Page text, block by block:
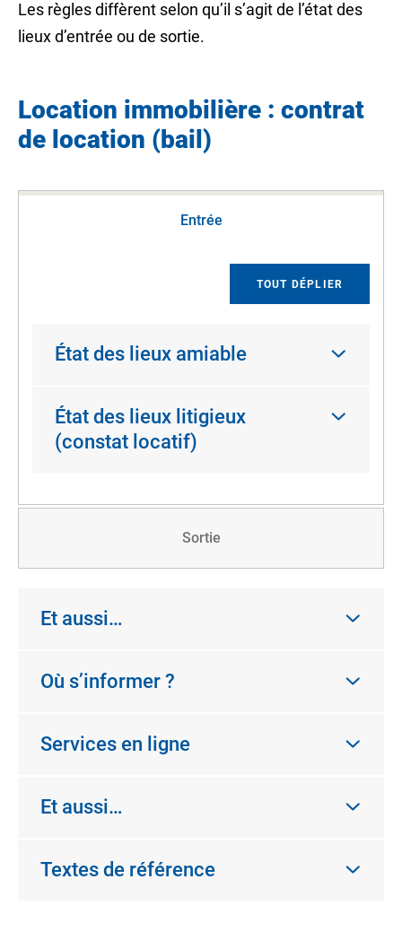
Les règles diffèrent selon qu’il s’agit de l’état des
lieux d’entrée ou de sortie.
Location immobilière : contrat
de location (bail)
Entrée
TOUT DÉPLIER
État des lieux amiable
État des lieux litigieux
(constat locatif)
Sortie
Et aussi…
Où s’informer ?
Services en ligne
Et aussi…
Textes de référence